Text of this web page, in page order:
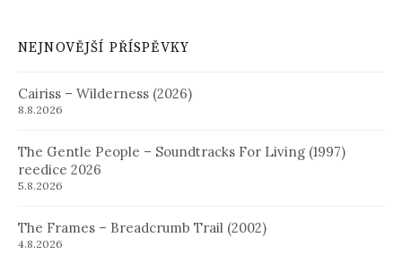
NEJNOVĚJŠÍ PŘÍSPĚVKY
Cairiss – Wilderness (2026)
8.8.2026
The Gentle People – Soundtracks For Living (1997)
reedice 2026
5.8.2026
The Frames – Breadcrumb Trail (2002)
4.8.2026